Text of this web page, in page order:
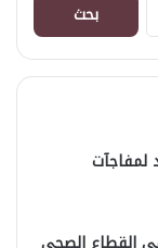
عن:
لمفاجآت